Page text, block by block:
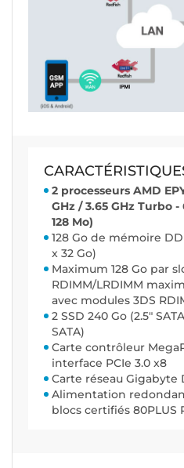
2 processeurs AMD
GHz / 3.65 GHz Turbo
128 Mo)
128 Go de mémoire
x 32 Go)
Maximum 128 Go par
RDIMM/LRDIMM
avec modules 3DS
2 SSD 240 Go (2.5"
SATA)
Carte contrôleur
interface PCIe 3.0 x8
Carte réseau Gigabyte
Alimentation
blocs certifiés 80PLUS